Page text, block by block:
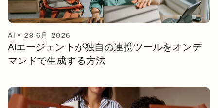
AI •29 6月 2026
AIエージェントが独自の連携ツールをオンデ
マンドで生成する方法